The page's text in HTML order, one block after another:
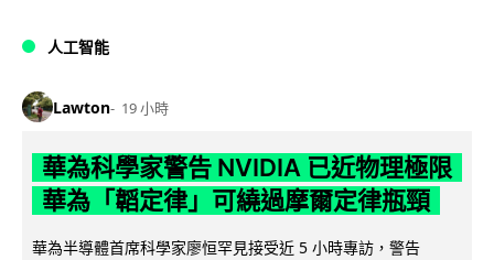
人工智能
Lawton 19 小時
華為科學家警告 NVIDIA 已近物理極限
華為「韜定律」可繞過摩爾定律瓶頸
華為半導體首席科學家廖恒罕見接受近 5 小時專訪，警告